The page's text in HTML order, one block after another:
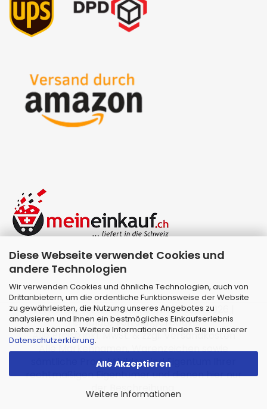
Diese Webseite verwendet Cookies und
andere Technologien
Wir verwenden Cookies und ähnliche Technologien, auch von
Drittanbietern, um die ordentliche Funktionsweise der Website
zu gewährleisten, die Nutzung unseres Angebotes zu
analysieren und Ihnen ein bestmögliches Einkaufserlebnis
bieten zu können. Weitere Informationen finden Sie in unserer
Datenschutzerklärung.
Alle Akzeptieren
Weitere Informationen
Webshop erstellenmit Gambio.de © 2026 |
Template vonJungCreative.
Alle Preise inkl. MwSt. & zzgl. Versandkosten
Alle Markennamen, Warenzeichen sowie
sämtliche Produktbilder sind Eigentum Ihrer
rechtmäßigen Eigentümer und dienen hier nur
der Beschreibung.